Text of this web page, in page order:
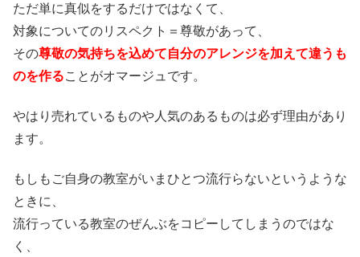
ただ単に真似をするだけではなくて、
対象についてのリスペクト＝尊敬があって、
その尊敬の気持ちを込めて自分のアレンジを加えて違うも
のを作ることがオマージュです。
やはり売れているものや人気のあるものは必ず理由があり
ます。
もしもご自身の教室がいまひとつ流行らないというような
ときに、
流行っている教室のぜんぶをコピーしてしまうのではな
く、